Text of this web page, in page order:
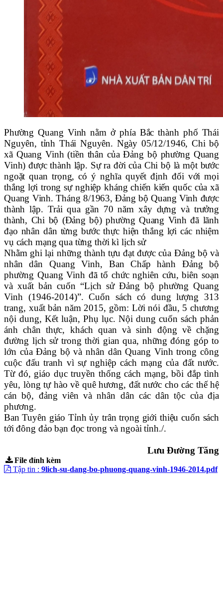
Phường Quang Vinh nằm ở phía Bắcthành phố Thái
Nguyên, tỉnh Thái Nguyên. Ngày 05/12/1946, Chi bộ
xã Quang Vinh (tiền thân của Đảng bộ phường Quang
Vinh) được thành lập. Sự ra đời của Chi bộ là một bước
ngoặt quan trọng, có ý nghĩa quyết định đối với mọi
thắng lợi trong sự nghiệp kháng chiến kiến quốc của xã
Quang Vinh. Tháng 8/1963, Đảng bộ Quang Vinh được
thành lập. Trải qua gần 70 năm xây dựng và trưởng
thành, Chi bộ (Đảng bộ) phường Quang Vinh đã lãnh
đạo nhân dân từng bước thực hiện thắng lợi các nhiệm
vụ cách mạng qua từng thời kì lịch sử
Nhằm ghi lại những thành tựu đạt được của Đảng bộ và
nhân dân Quang Vinh, Ban Chấp hành Đảng bộ
phường Quang Vinh đã tổ chức nghiên cứu, biên soạn
và xuất bản cuốn “Lịch sử Đảng bộ phường Quang
Vinh (1946-2014)”. Cuốn sách có dung lượng 313
trang, xuất bản năm 2015, gồm: Lời nói đầu, 5 chương
nội dung, Kết luận, Phụ lục. Nội dung cuốn sách phản
ánh chân thực, khách quan và sinh động về chặng
đường lịch sử trong thời gian qua, những đóng góp to
lớn của Đảng bộ và nhân dân Quang Vinh trong công
cuộc đấu tranh vì sự nghiệp cách mạng của đất nước.
Từ đó, giáo dục truyền thống cách mạng, bồi đắp tình
yêu, lòng tự hào về quê hương, đất nước cho các thế hệ
cán bộ, đảng viên và nhân dân các dân tộc của địa
phương.
Ban Tuyên giáo Tỉnh ủy trân trọng giới thiệu cuốn sách
tới đông đảo bạn đọc trong và ngoài tỉnh./.
Lưu Đường Tăng
File đính kèm
Tập tin : 9lich-su-dang-bo-phuong-quang-vinh-1946-2014.pdf